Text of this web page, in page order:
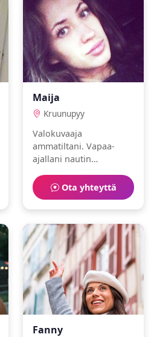
Maija
Kruunupyy
Valokuvaaja
ammatiltani. Vapaa-
ajallani nautin
Olen sosiaalinen ja
rehellinen. Etsin aitoa ja
rehellistä kumppania.
Ota yhteyttä
Fanny